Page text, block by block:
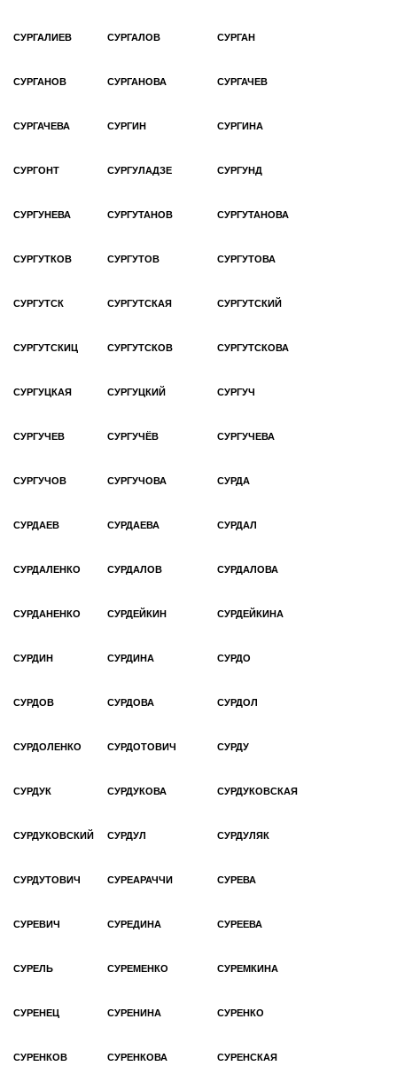
СУРГАЛИЕВ СУРГАЛОВ СУРГАН
СУРГАНОВ СУРГАНОВА СУРГАЧЕВ
СУРГАЧЕВА СУРГИН СУРГИНА
СУРГОНТ СУРГУЛАДЗЕ СУРГУНД
СУРГУНЕВА СУРГУТАНОВ СУРГУТАНОВА
СУРГУТКОВ СУРГУТОВ СУРГУТОВА
СУРГУТСК СУРГУТСКАЯ СУРГУТСКИЙ
СУРГУТСКИЦ СУРГУТСКОВ СУРГУТСКОВА
СУРГУЦКАЯ СУРГУЦКИЙ СУРГУЧ
СУРГУЧЕВ СУРГУЧЁВ СУРГУЧЕВА
СУРГУЧОВ СУРГУЧОВА СУРДА
СУРДАЕВ СУРДАЕВА СУРДАЛ
СУРДАЛЕНКО СУРДАЛОВ СУРДАЛОВА
СУРДАНЕНКО СУРДЕЙКИН СУРДЕЙКИНА
СУРДИН СУРДИНА СУРДО
СУРДОВ СУРДОВА СУРДОЛ
СУРДОЛЕНКО СУРДОТОВИЧ СУРДУ
СУРДУК СУРДУКОВА СУРДУКОВСКАЯ
СУРДУКОВСКИЙ СУРДУЛ СУРДУЛЯК
СУРДУТОВИЧ СУРЕАРАЧЧИ СУРЕВА
СУРЕВИЧ СУРЕДИНА СУРЕЕВА
СУРЕЛЬ СУРЕМЕНКО СУРЕМКИНА
СУРЕНЕЦ СУРЕНИНА СУРЕНКО
СУРЕНКОВ СУРЕНКОВА СУРЕНСКАЯ